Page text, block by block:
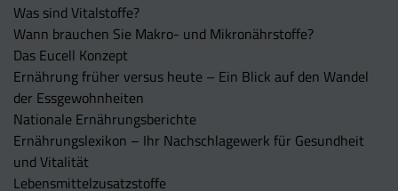
Was sind Vitalstoffe?
Wann brauchen Sie Makro- und Mikronährstoffe?
Das Eucell Konzept
Ernährung früher versus heute – Ein Blick auf den Wandel
der Essgewohnheiten
Nationale Ernährungsberichte
Ernährungslexikon – Ihr Nachschlagewerk für Gesundheit
und Vitalität
Lebensmittelzusatzstoffe